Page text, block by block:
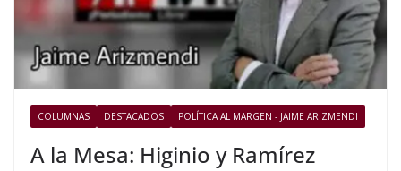
COLUMNAS DESTACADOS POLÍTICA AL MARGEN - JAIME ARIZMENDI
A la Mesa: Higinio y Ramírez